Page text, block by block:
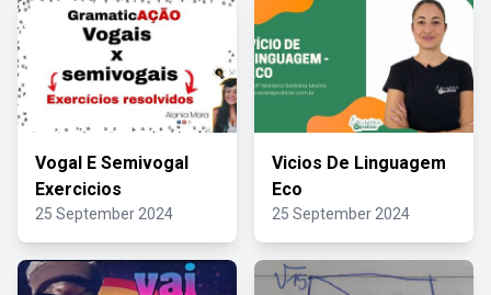
Vogal E Semivogal
Exercicios
25 September 2024
Vicios De Linguagem
Eco
25 September 2024